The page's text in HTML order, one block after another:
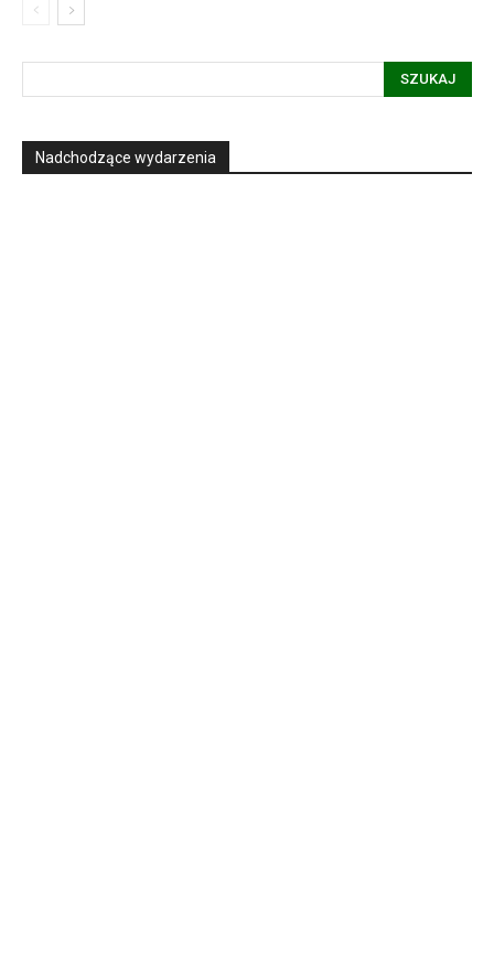
SZUKAJ
Nadchodzące wydarzenia